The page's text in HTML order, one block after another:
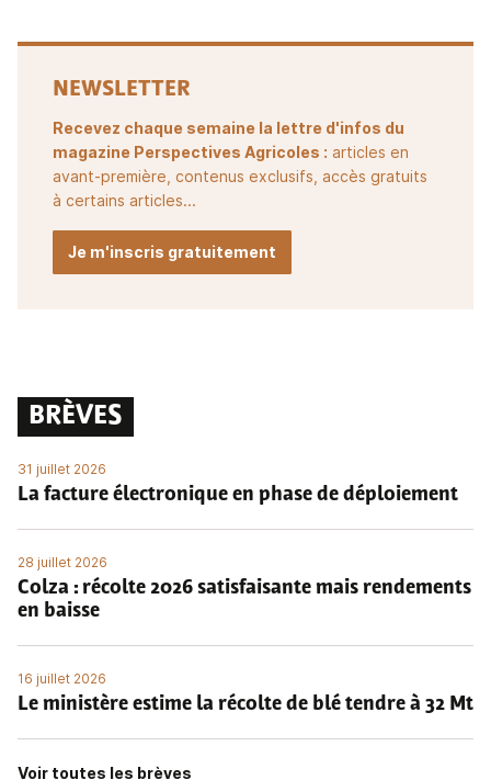
NEWSLETTER
Recevez chaque semaine la lettre d'infos du
magazine Perspectives Agricoles : articles en
avant-première, contenus exclusifs, accès gratuits
à certains articles...
Je m'inscris gratuitement
BRÈVES
31 juillet 2026
La facture électronique en phase de déploiement
28 juillet 2026
Colza : récolte 2026 satisfaisante mais rendements
en baisse
16 juillet 2026
Le ministère estime la récolte de blé tendre à 32 Mt
Voir toutes les brèves